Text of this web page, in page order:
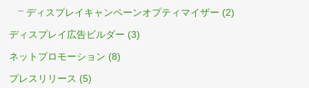
ディスプレイキャンペーンオプティマイザー (2)
ディスプレイ広告ビルダー (3)
ネットプロモーション (8)
プレスリリース (5)